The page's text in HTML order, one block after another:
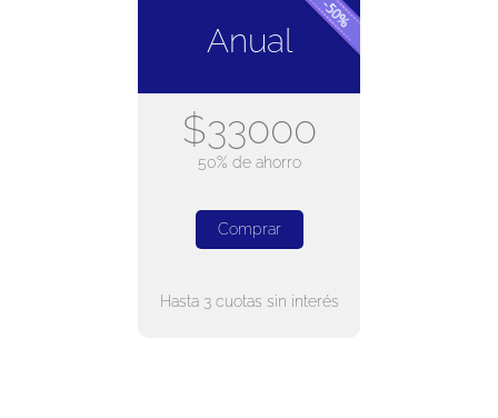
Anual
$33000
50% de ahorro
Comprar
Hasta 3 cuotas sin interés